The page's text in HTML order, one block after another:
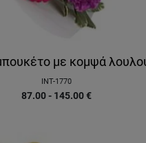
με κομψά
INT-1770
87.00 - 145.00€